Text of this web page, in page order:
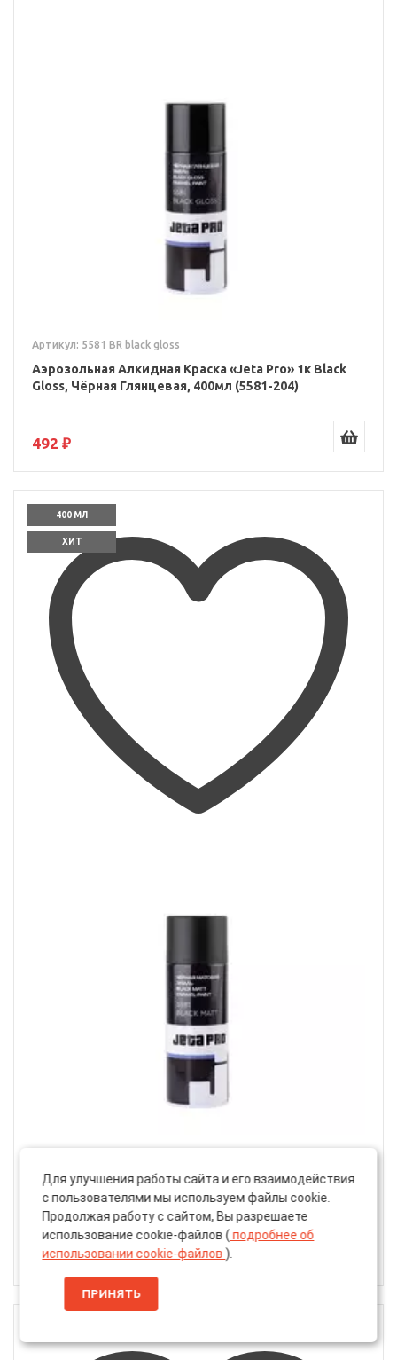
Артикул: 5581 BR black gloss
Аэрозольная Алкидная Краска «Jeta Pro» 1к Black
Gloss, Чёрная Глянцевая, 400мл (5581-204)
492 ₽
400 МЛ
ХИТ
Аэрозольная Алкидная Краска «Jeta Pro» 1к Black
Matt, Чёрная Матовая, 400мл (5581-203)
492 ₽
Для улучшения работы сайта и его взаимодействия
с пользователями мы используем файлы cookie.
Продолжая работу с сайтом, Вы разрешаете
использование cookie-файлов ( подробнее об
использовании cookie-файлов ).
ПРИНЯТЬ